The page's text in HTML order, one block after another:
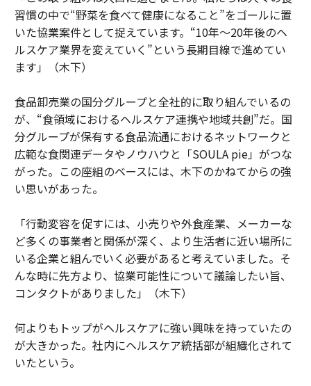
習慣の中で“野菜を食べて健康になること”をゴールに置
いた協業案件として捉えています。“10年～20年後のヘ
ルスケア業界を変えていく”という長期目線で進めてい
ます」（木下）
食品卸売業の国分グループと全社的に取り組んでいるの
が、“食領域におけるヘルスケア連携や地域共創”だ。国
分グループが保有する食品流通におけるネットワークと
広範な食関連データやノウハウと「SOULA pie」がつな
がった。この座組のベースには、木下のかねてからの強
い思いがあった。
「行動変容を促すには、小売りや外食産業、メーカーな
ど多くの事業者と関係が深く、より生活者に近い場所に
いる企業と組んでいく必要があると考えていました。そ
んな時に先方より、協業可能性について議論したい旨、
コンタクトがありました」（木下）
何よりもトップがヘルスケアに強い興味を持っていたの
が大きかった。社内にヘルスケア統括部が組織化されて
いたという。